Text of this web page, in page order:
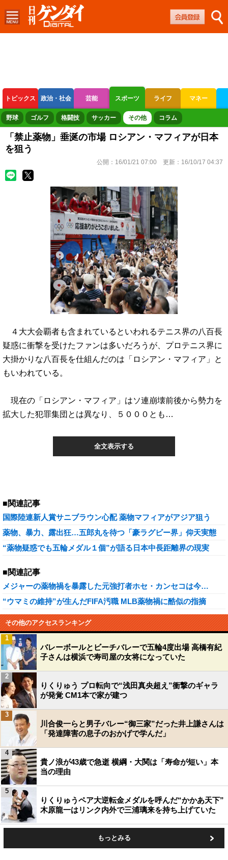
トピックス 政治・社会 芸能 スポーツ ライフ マネー
ボートレース 競輪 オートレース
野球 ゴルフ 格闘技 サッカー その他 コラム
「禁止薬物」垂涎の市場 ロシアン・マフィアが日本
を狙う
公開： 16/01/21 07:00 更新： 16/10/17 04:37
４大大会覇者も含まれているといわれるテニス界の八百長
疑惑に衝撃を受けたファンは多いだろうが、プロテニス界に
大掛かりな八百長を仕組んだのは「ロシアン・マフィア」と
もいわれている。
現在の「ロシアン・マフィア」はソ連崩壊前後から勢力を
拡大した犯罪集団とは異なり、５０００とも…
全文表示する
■関連記事
国際陸連新人賞サニブラウン心配 薬物マフィアがアジア狙う
薬物、暴力、露出狂…五郎丸を待つ「豪ラグビー界」仰天実態
“薬物疑惑でも五輪メダル１個”が語る日本中長距離界の現実
■関連記事
メジャーの薬物禍を暴露した元強打者ホセ・カンセコは今…
“ウマミの維持”が生んだFIFA汚職 MLB薬物禍に酷似の指摘
その他のアクセスランキング
バレーボールとビーチバレーで五輪4度出場 高橋有紀
子さんは横浜で寿司屋の女将になっていた
1
りくりゅう プロ転向で“浅田真央超え”衝撃のギャラ
が発覚 CM1本で家が建つ
2
川合俊一らと男子バレー“御三家”だった井上謙さんは
「発達障害の息子のおかげで学んだ」
3
貴ノ浪が43歳で急逝 横綱・大関は「寿命が短い」本
当の理由
4
りくりゅうペア大逆転金メダルを呼んだ“かかあ天下”
木原龍一はリンク内外で三浦璃来を持ち上げていた
5
もっとみる